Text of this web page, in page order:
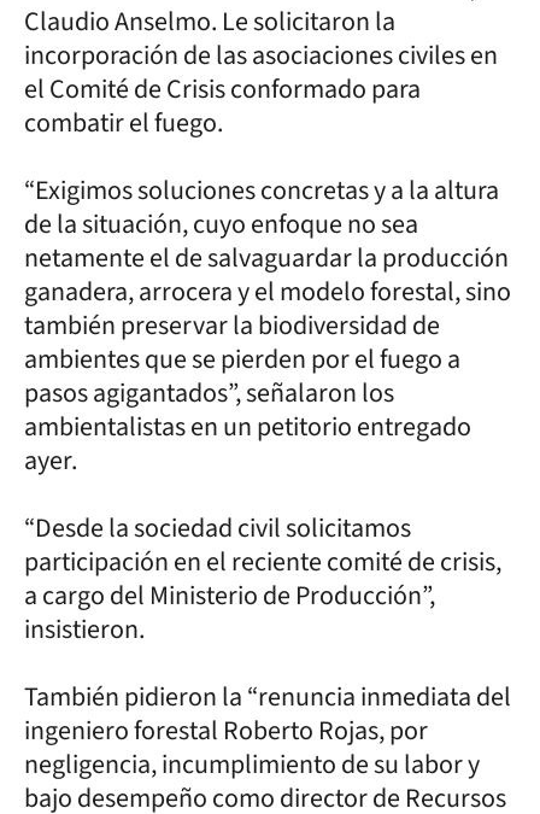
Claudio Anselmo. Le solicitaron la
incorporación de las asociaciones civiles en
el Comité de Crisis conformado para
combatir el fuego.
“Exigimos soluciones concretas y a la altura
de la situación, cuyo enfoque no sea
netamente el de salvaguardar la producción
ganadera, arrocera y el modelo forestal, sino
también preservar la biodiversidad de
ambientes que se pierden por el fuego a
pasos agigantados”, señalaron los
ambientalistas en un petitorio entregado
ayer.
“Desde la sociedad civil solicitamos
participación en el reciente comité de crisis,
a cargo del Ministerio de Producción”,
insistieron.
También pidieron la “renuncia inmediata del
ingeniero forestal Roberto Rojas, por
negligencia, incumplimiento de su labor y
bajo desempeño como director de Recursos